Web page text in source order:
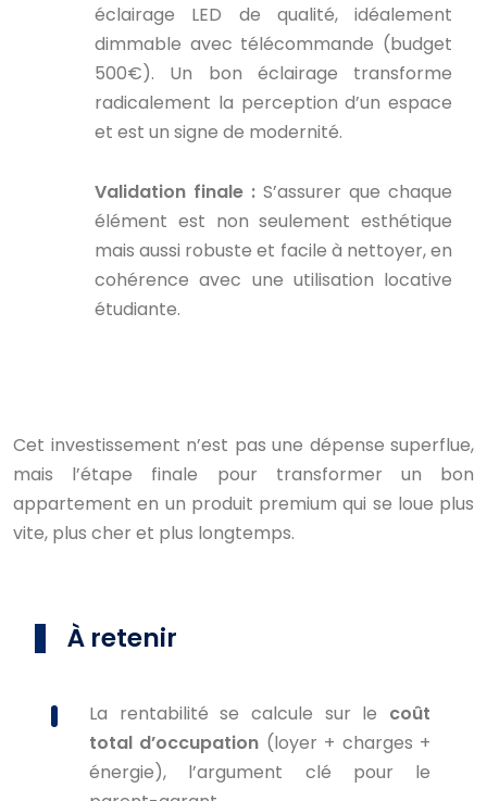
éclairage LED de qualité, idéalement
dimmable avec télécommande (budget
500€). Un bon éclairage transforme
radicalement la perception d’un espace
et est un signe de modernité.
Validation finale : S’assurer que chaque
élément est non seulement esthétique
mais aussi robuste et facile à nettoyer, en
cohérence avec une utilisation locative
étudiante.
Cet investissement n’est pas une dépense superflue,
mais l’étape finale pour transformer un bon
appartement en un produit premium qui se loue plus
vite, plus cher et plus longtemps.
À retenir
La rentabilité se calcule sur le coût
total d’occupation (loyer + charges +
énergie), l’argument clé pour le